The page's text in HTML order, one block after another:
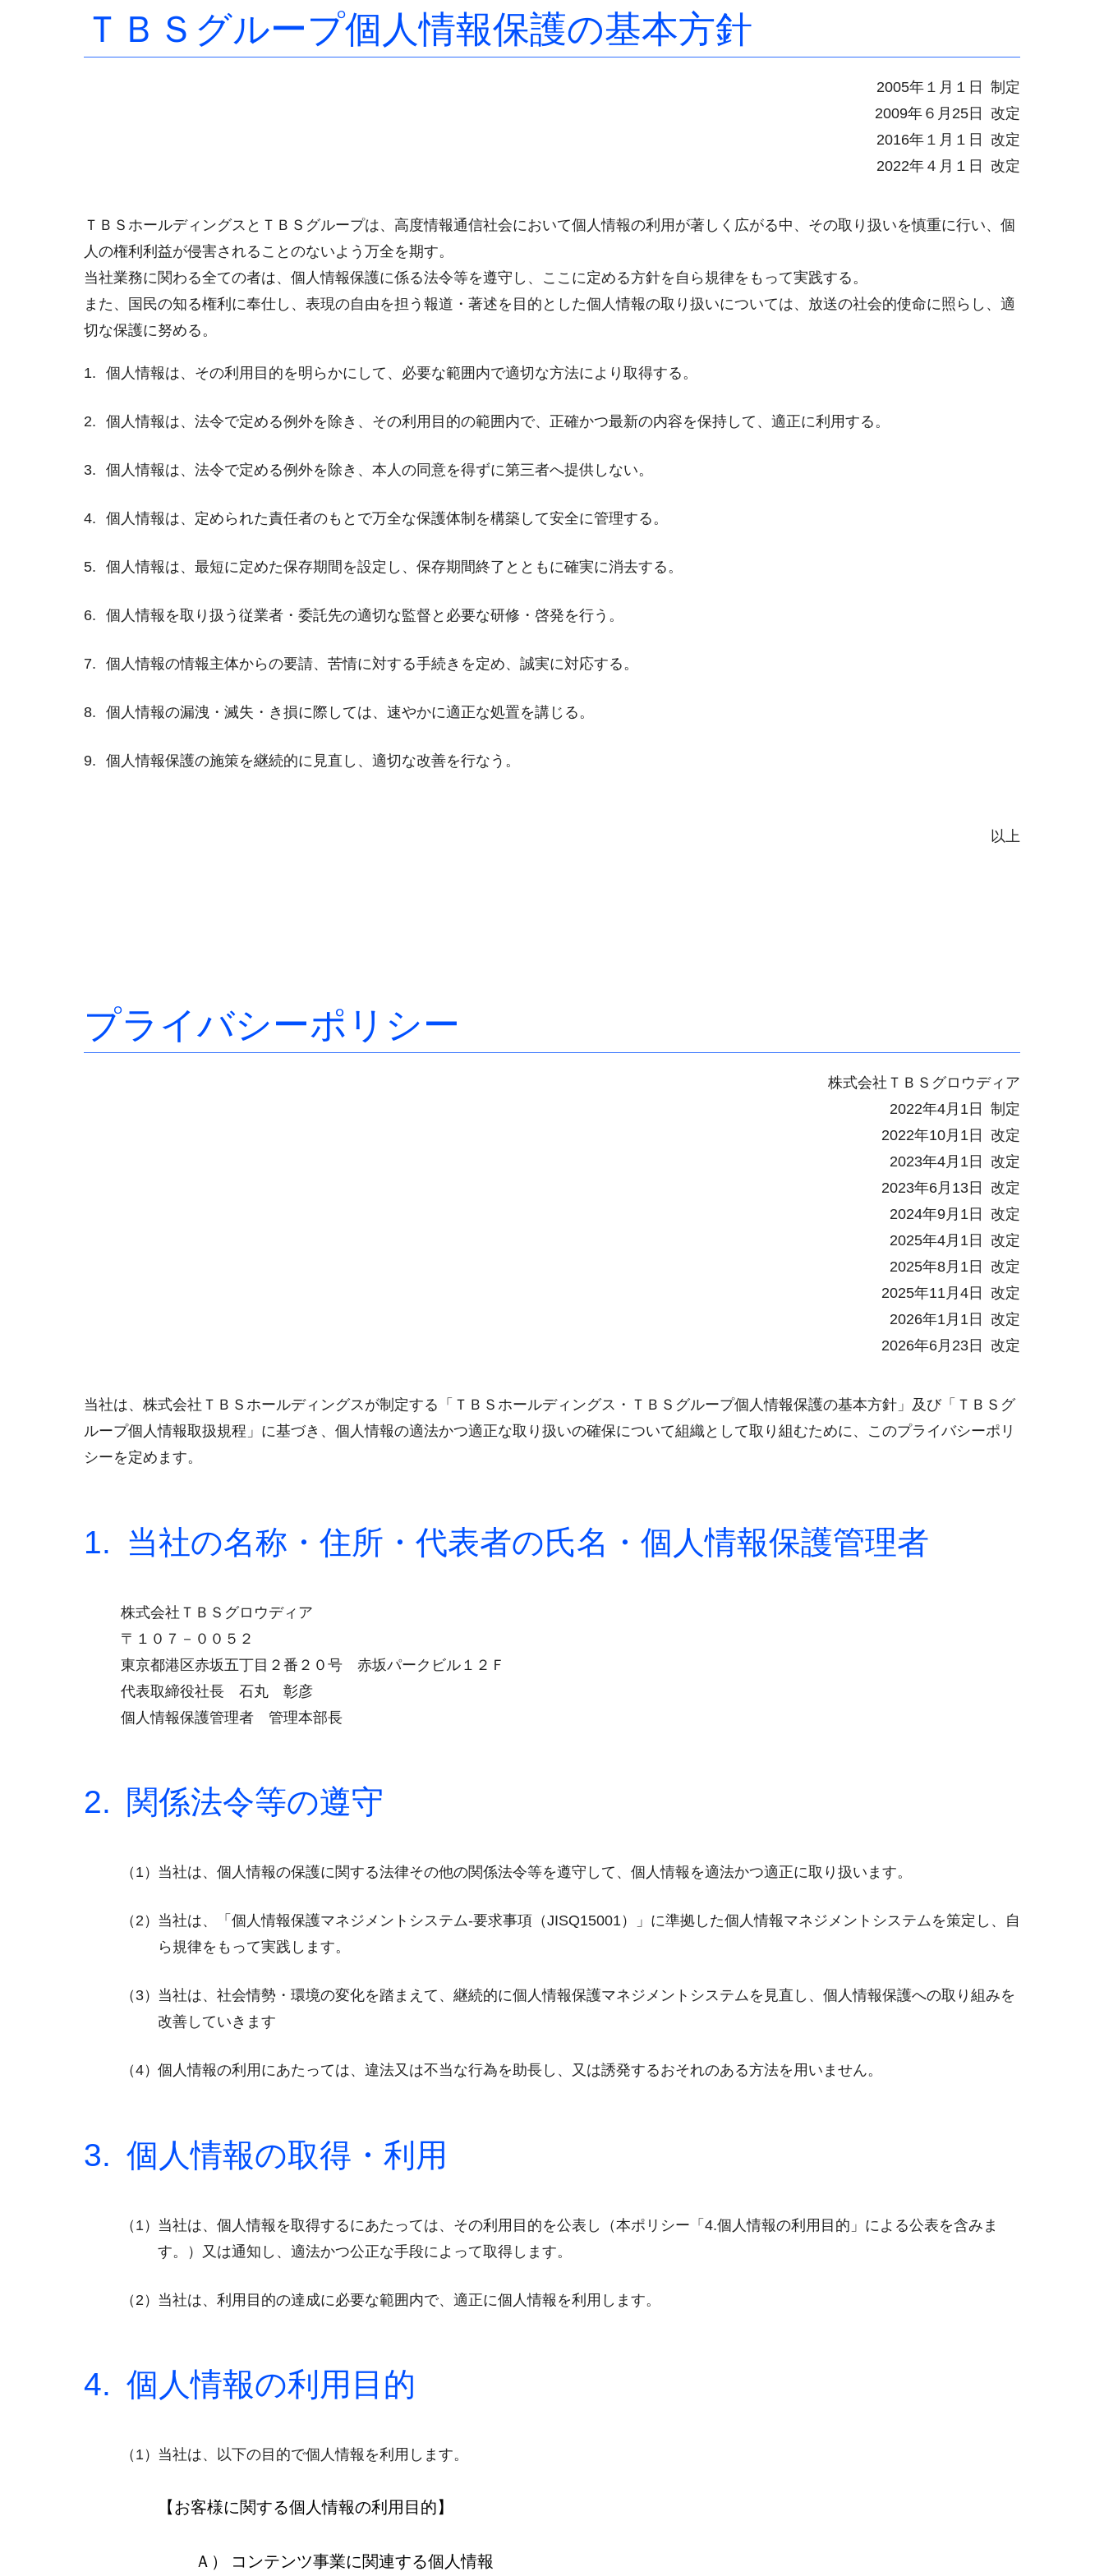
ＴＢＳグループ個人情報保護の基本方針
2005年１月１日 制定
2009年６月25日 改定
2016年１月１日 改定
2022年４月１日 改定
ＴＢＳホールディングスとＴＢＳグループは、高度情報通信社会において個人情報の利用が著しく広がる中、その取り扱いを慎重に行い、個
人の権利利益が侵害されることのないよう万全を期す。
当社業務に関わる全ての者は、個人情報保護に係る法令等を遵守し、ここに定める方針を自ら規律をもって実践する。
また、国民の知る権利に奉仕し、表現の自由を担う報道・著述を目的とした個人情報の取り扱いについては、放送の社会的使命に照らし、適
切な保護に努める。
個人情報は、その利用目的を明らかにして、必要な範囲内で適切な方法により取得する。
個人情報は、法令で定める例外を除き、その利用目的の範囲内で、正確かつ最新の内容を保持して、適正に利用する。
個人情報は、法令で定める例外を除き、本人の同意を得ずに第三者へ提供しない。
個人情報は、定められた責任者のもとで万全な保護体制を構築して安全に管理する。
個人情報は、最短に定めた保存期間を設定し、保存期間終了とともに確実に消去する。
個人情報を取り扱う従業者・委託先の適切な監督と必要な研修・啓発を行う。
個人情報の情報主体からの要請、苦情に対する手続きを定め、誠実に対応する。
個人情報の漏洩・滅失・き損に際しては、速やかに適正な処置を講じる。
個人情報保護の施策を継続的に見直し、適切な改善を行なう。
以上
プライバシーポリシー
株式会社ＴＢＳグロウディア
2022年4月1日 制定
2022年10月1日 改定
2023年4月1日 改定
2023年6月13日 改定
2024年9月1日 改定
2025年4月1日 改定
2025年8月1日 改定
2025年11月4日 改定
2026年1月1日 改定
2026年6月23日 改定
当社は、株式会社ＴＢＳホールディングスが制定する「ＴＢＳホールディングス・ＴＢＳグループ個人情報保護の基本方針」及び「ＴＢＳグ
ループ個人情報取扱規程」に基づき、個人情報の適法かつ適正な取り扱いの確保について組織として取り組むために、このプライバシーポリ
シーを定めます。
当社の名称・住所・代表者の氏名・個人情報保護管理者
株式会社ＴＢＳグロウディア
〒１０７－００５２
東京都港区赤坂五丁目２番２０号 赤坂パークビル１２Ｆ
代表取締役社長 石丸 彰彦
個人情報保護管理者 管理本部長
関係法令等の遵守
当社は、個人情報の保護に関する法律その他の関係法令等を遵守して、個人情報を適法かつ適正に取り扱います。
当社は、「個人情報保護マネジメントシステム-要求事項（JISQ15001）」に準拠した個人情報マネジメントシステムを策定し、自
ら規律をもって実践します。
当社は、社会情勢・環境の変化を踏まえて、継続的に個人情報保護マネジメントシステムを見直し、個人情報保護への取り組みを
改善していきます
個人情報の利用にあたっては、違法又は不当な行為を助長し、又は誘発するおそれのある方法を用いません。
個人情報の取得・利用
当社は、個人情報を取得するにあたっては、その利用目的を公表し（本ポリシー「4.個人情報の利用目的」による公表を含みま
す。）又は通知し、適法かつ公正な手段によって取得します。
当社は、利用目的の達成に必要な範囲内で、適正に個人情報を利用します。
個人情報の利用目的
当社は、以下の目的で個人情報を利用します。
【お客様に関する個人情報の利用目的】
コンテンツ事業に関連する個人情報